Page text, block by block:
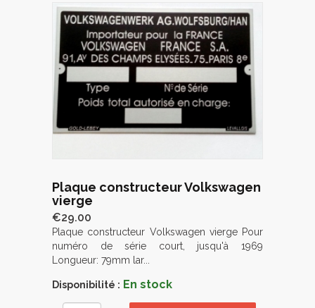
Plaque constructeur Volkswagen
vierge
€29.00
Plaque constructeur Volkswagen vierge Pour
numéro de série court, jusqu'à 1969
Longueur: 79mm lar...
Disponibilité : En stock